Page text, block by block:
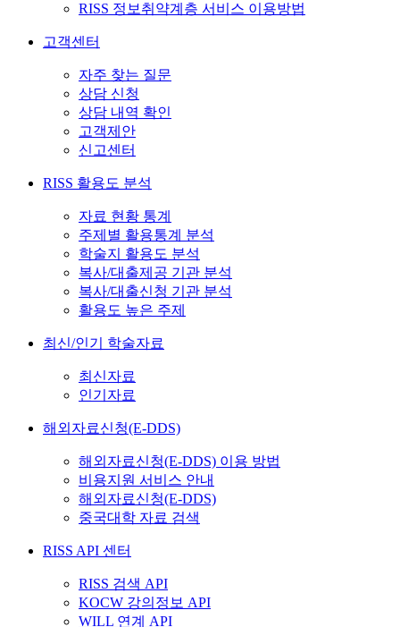
RISS 정보취약계층 서비스 이용방법
고객센터
자주 찾는 질문
상담 신청
상담 내역 확인
고객제안
신고센터
RISS 활용도 분석
자료 현황 통계
주제별 활용통계 분석
학술지 활용도 분석
복사/대출제공 기관 분석
복사/대출신청 기관 분석
활용도 높은 주제
최신/인기 학술자료
최신자료
인기자료
해외자료신청(E-DDS)
해외자료신청(E-DDS) 이용 방법
비용지원 서비스 안내
해외자료신청(E-DDS)
중국대학 자료 검색
RISS API 센터
RISS 검색 API
KOCW 강의정보 API
WILL 연계 API